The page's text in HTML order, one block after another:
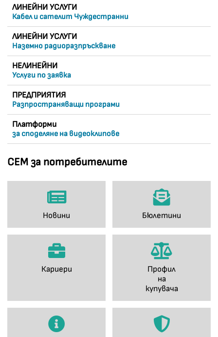
ЛИНЕЙНИ УСЛУГИ
Кабел и сателит Чуждестранни
ЛИНЕЙНИ УСЛУГИ
Наземно радиоразпръскване
НЕЛИНЕЙНИ
Услуги по заявка
ПРЕДПРИЯТИЯ
Разпространяващи програми
Платформи
за споделяне на видеоклипове
СЕМ за потребителите
Новини Бюлетини
Кариери
Профил
на
купувача